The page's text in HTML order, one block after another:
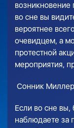
возникновение
во сне вы
вероятнее
очевидцем, а
протестной
мероприятия,
Сонник
Если во сне вы,
наблюдаете за